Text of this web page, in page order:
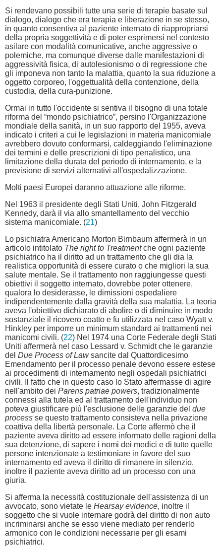
Si rendevano possibili tutte una serie di terapie basate sul
dialogo, dialogo che era terapia e liberazione in se stesso,
in quanto consentiva al paziente internato di riappropriarsi
della propria soggettività e di poter esprimersi nel contesto
asilare con modalità comunicative, anche aggressive o
polemiche, ma comunque diverse dalle manifestazioni di
aggressività fisica, di autolesionismo o di regressione che
gli imponeva non tanto la malattia, quanto la sua riduzione a
oggetto corporeo, l'oggettualità della contenzione, della
custodia, della cura-punizione.
Ormai in tutto l'occidente si sentiva il bisogno di una totale
riforma del “mondo psichiatrico”, persino l'Organizzazione
mondiale della sanità, in un suo rapporto del 1955, aveva
indicato i criteri a cui le legislazioni in materia manicomiale
avrebbero dovuto conformarsi, caldeggiando l'eliminazione
dei termini e delle prescrizioni di tipo penalistico, una
limitazione della durata del periodo di internamento, e la
previsione di servizi alternativi all'ospedalizzazione.
Molti paesi Europei daranno attuazione alle riforme.
Nel 1963 il presidente degli Stati Uniti, John Fitzgerald
Kennedy, darà il via allo smantellamento del vecchio
sistema manicomiale. (21)
Lo psichiatra Americano Morton Birnbaum affermerà in un
articolo intitolato The right to Treatmentche ogni paziente
psichiatrico ha il diritto ad un trattamento che gli dia la
realistica opportunità di essere curato o che migliori la sua
salute mentale. Se il trattamento non raggiungesse questi
obiettivi il soggetto internato, dovrebbe poter ottenere,
qualora lo desiderasse, le dimissioni ospedaliere
indipendentemente dalla gravità della sua malattia. La teoria
aveva l'obiettivo dichiarato di abolire o di diminuire in modo
sostanziale il ricovero coatto e fu utilizzata nel caso Wyatt v.
Hinkley per imporre un minimum standard ai trattamenti nei
manicomi civili. (22) Nel 1974 una Corte Federale degli Stati
Uniti affermerà nel caso Lessard v. Schmidt che le garanzie
del Due Process of Lawsancite dal Quattordicesimo
Emendamento per il processo penale devono essere estese
ai procedimenti di internamento negli ospedali psichiatrici
civili. Il fatto che in questo caso lo Stato affermasse di agire
nell'ambito dei Parens patriae powers, tradizionalmente
connessi alla tutela ed al trattamento dell'individuo non
poteva giustificare più l'esclusione delle garanzie del due
process se questo trattamento consisteva nella privazione
coattiva della libertà personale. La Corte affermò che il
paziente aveva diritto ad essere informato delle ragioni della
sua detenzione, di sapere i nomi dei medici e di tutte quelle
persone intenzionate a testimoniare in favore del suo
internamento ed aveva il diritto di rimanere in silenzio,
inoltre il paziente aveva diritto ad un processo con una
giuria.
Si afferma la necessità costituzionale dell'assistenza di un
avvocato, sono vietate le Hearsay evidence, inoltre il
soggetto che si vuole internare godrà del diritto di non auto
incriminarsi anche se esso viene mediato per renderlo
armonico con le condizioni necessarie per gli esami
psichiatrici.